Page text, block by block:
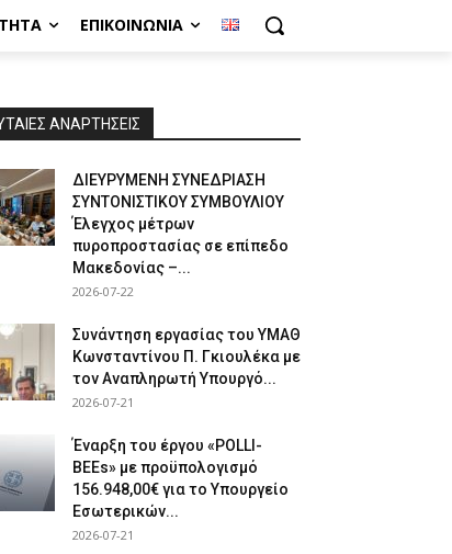
ΕΠΙΚΟΙΝΩΝΊΑ
ΑΝΑΡΤΗΣΕΙΣ
ΔΙΕΥΡΥΜΕΝΗ ΣΥΝΕΔΡΙΑΣΗ
ΣΥΝΤΟΝΙΣΤΙΚΟΥ ΣΥΜΒΟΥΛΙΟΥ
Έλεγχος μέτρων
πυροπροστασίας σε επίπεδο
Μακεδονίας –...
2026-07-22
Συνάντηση εργασίας του ΥΜΑΘ
Κωνσταντίνου Π. Γκιουλέκα με
τον Αναπληρωτή Υπουργό...
2026-07-21
Έναρξη του έργου «POLLI-
BEEs» με προϋπολογισμό
156.948,00€ για το Υπουργείο
Εσωτερικών...
2026-07-21